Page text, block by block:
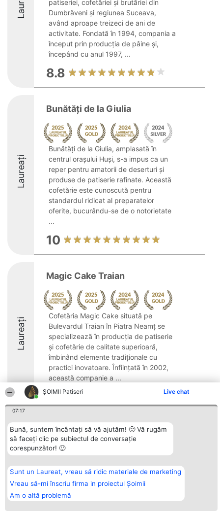
ȘOIMII Patiseri Live chat
07:17
Bună, suntem încântați să vă ajutăm! 🙂 Vă rugăm
să faceți clic pe subiectul de conversație
corespunzător! 🙂
Sunt un Laureat, vreau să ridic materiale de marketing
Vreau să-mi înscriu firma in proiectul Șoimii
Am o altă problemă
patiseriei, cofetăriei și brutăriei din
Dumbrăveni și regiunea Suceava,
având aproape treizeci de ani de
activitate. Fondată în 1994, compania a
început prin producția de pâine și,
începând cu anul 1997, ...
8.8
Laureați
Bunătăți de la Giulia
Bunătăți de la Giulia, amplasată în
centrul orașului Huși, s-a impus ca un
reper pentru amatorii de deserturi și
produse de patiserie rafinate. Această
cofetărie este cunoscută pentru
standardul ridicat al preparatelor
oferite, bucurându-se de o notorietate
...
10
Laureați
Magic Cake Traian
Cofetăria Magic Cake situată pe
Bulevardul Traian în Piatra Neamț se
specializează în producția de patiserie
și cofetărie de calitate superioară,
îmbinând elemente tradiționale cu
practici inovatoare. Înființată în 2002,
această companie a ...
9
Organizator Ranking
BRIGHT SOLUTIONS BR SRL
Aleea Timisul De Sus 2 Bl. A30
Sc. A Et. 4 Ap. 13 Cod 061952
CUI 36737675
tel: +40 770 990 492
Plebiscyt
Câștigătorii
Statut
Politica de
confidențialitate
Contact